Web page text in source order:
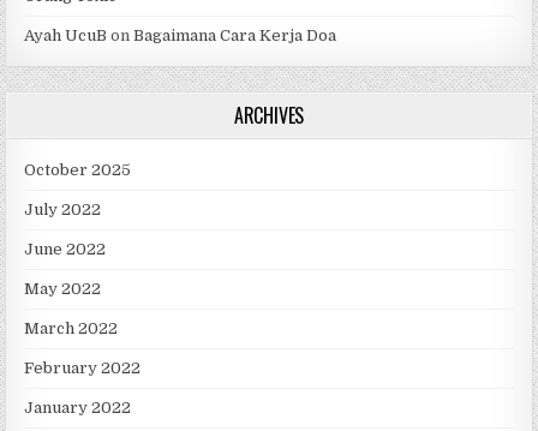
Ayah UcuB onBagaimana Cara Kerja Doa
ARCHIVES
October 2025
July 2022
June 2022
May 2022
March 2022
February 2022
January 2022